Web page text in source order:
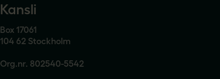
Kansli
Box 17061
104 62 Stockholm
Org.nr. 802540-5542